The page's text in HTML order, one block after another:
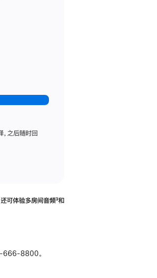
，之后随时回
还可体验多‍房‍间音频脚
³和
8800。